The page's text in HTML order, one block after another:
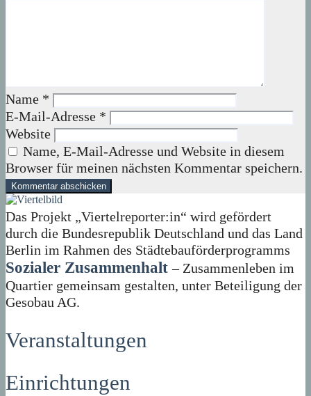
Name *
E-Mail-Adresse *
Website
Name, E-Mail-Adresse und Website in diesem
Browser für meinen nächsten Kommentar speichern.
Das Projekt „Viertelreporter:in“ wird gefördert
durch die Bundesrepublik Deutschland und das Land
Berlin im Rahmen des Städtebauförderprogramms
Sozialer Zusammenhalt – Zusammenleben im
Quartier gemeinsam gestalten, unter Beteiligung der
Gesobau AG.
Veranstaltungen
Einrichtungen